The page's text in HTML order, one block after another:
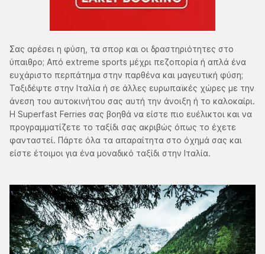
Σας αρέσει η φύση, τα σπορ και οι δραστηριότητες στο
ύπαιθρο; Από extreme sports μέχρι πεζοπορία ή απλά ένα
ευχάριστο περπάτημα στην παρθένα και μαγευτική φύση;
Ταξιδέψτε στην Ιταλία ή σε άλλες ευρωπαϊκές χώρες με την
άνεση του αυτοκινήτου σας αυτή την άνοιξη ή το καλοκαίρι.
Η Superfast Ferries σας βοηθά να είστε πιο ευέλικτοι και να
προγραμματίζετε το ταξίδι σας ακριβώς όπως το έχετε
φανταστεί. Πάρτε όλα τα απαραίτητα στο όχημά σας και
είστε έτοιμοι για ένα μοναδικό ταξίδι στην Ιταλία.